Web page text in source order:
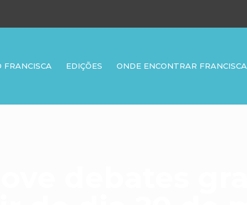
FRANCISCA EDIÇÕES ONDE ENCONTRAR FRANCISCA